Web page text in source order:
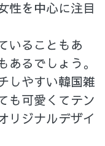
性を中心に注目
いることもあ
あるでしょう。
しやすい韓国雑
も可愛くてテン
リジナルデザイ